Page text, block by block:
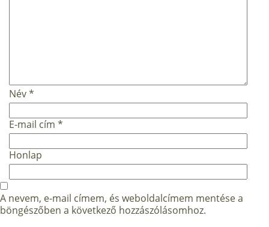
Név*
E-mail cím *
Honlap
A nevem, e-mail címem, és weboldalcímem mentése a
böngészőben a következő hozzászólásomhoz.